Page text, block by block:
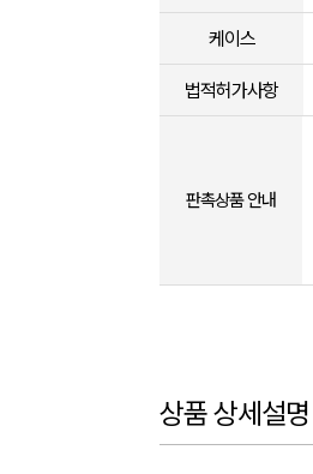
케이스
법적허가사항
판촉상품 안내
상품 상세설명